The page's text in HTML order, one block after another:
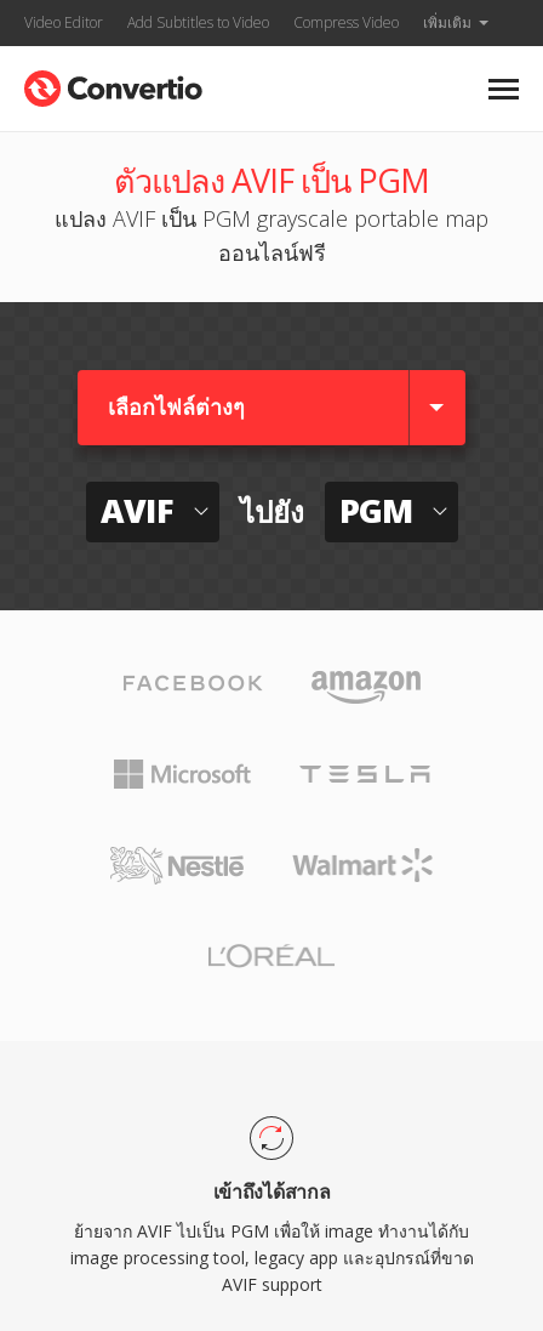
Video Editor Add Subtitles to Video Compress Video เพิ่มเติม
ตัวแปลง AVIF เป็น PGM
แปลง AVIF เป็น PGM grayscale portable map
ออนไลน์ฟรี
เลือกไฟล์ต่างๆ​
AVIF ไปยัง PGM
เข้าถึงได้สากล
ย้ายจาก AVIF ไปเป็น PGM เพื่อให้ image ทำงานได้กับ
image processing tool, legacy app และอุปกรณ์ที่ขาด
AVIF support